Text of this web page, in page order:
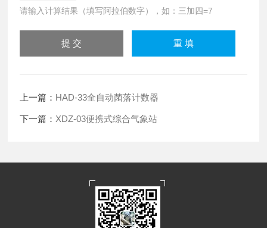
请输入计算结果（填写阿拉伯数字），如：三加四=7
上一篇： HAD-33全自动菌落计数器
下一篇： XDZ-03便携式综合气象站